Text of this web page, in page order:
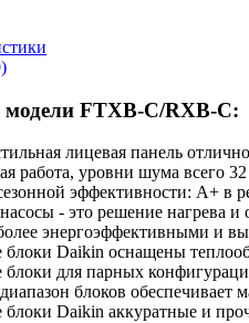
модели FTXB-C/RXB-C:
лицевая панель
работа, уровни шума всего
эффективности: А+ в
- это решение нагрева
энергоэффективными и
Daikin оснащены
для парных
блоков обеспечивает
Daikin аккуратные и